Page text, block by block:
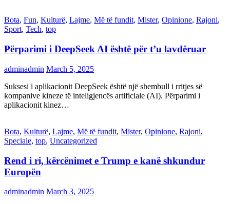
Bota, Fun, Kulturë, Lajme, Më të fundit, Mister, Opinione, Rajoni,
Sport, Tech, top
Përparimi i DeepSeek AI është për t’u lavdëruar
adminadmin March 5, 2025
Suksesi i aplikacionit DeepSeek është një shembull i rritjes së
kompanive kineze të inteligjencës artificiale (AI). Përparimi i
aplikacionit kinez…
Bota, Kulturë, Lajme, Më të fundit, Mister, Opinione, Rajoni,
Speciale, top, Uncategorized
Rend i ri, kërcënimet e Trump e kanë shkundur
Europën
adminadmin March 3, 2025